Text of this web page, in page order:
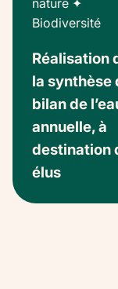
Biodiversité
Réalisation
la synthèse
bilan de
annuelle, à
destination
élus